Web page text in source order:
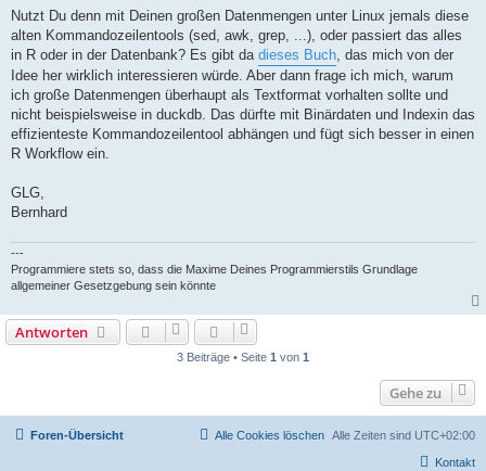
Nutzt Du denn mit Deinen großen Datenmengen unter Linux jemals diese
alten Kommandozeilentools (sed, awk, grep, ...), oder passiert das alles
in R oder in der Datenbank? Es gibt da dieses Buch, das mich von der
Idee her wirklich interessieren würde. Aber dann frage ich mich, warum
ich große Datenmengen überhaupt als Textformat vorhalten sollte und
nicht beispielsweise in duckdb. Das dürfte mit Binärdaten und Indexin das
effizienteste Kommandozeilentool abhängen und fügt sich besser in einen
R Workflow ein.
GLG,
Bernhard
---
Programmiere stets so, dass die Maxime Deines Programmierstils Grundlage
allgemeiner Gesetzgebung sein könnte
Antworten
3 Beiträge • Seite 1 von 1
Gehe zu
Foren-Übersicht Alle Zeiten sind UTC+02:00
Alle Cookies löschen
Kontakt